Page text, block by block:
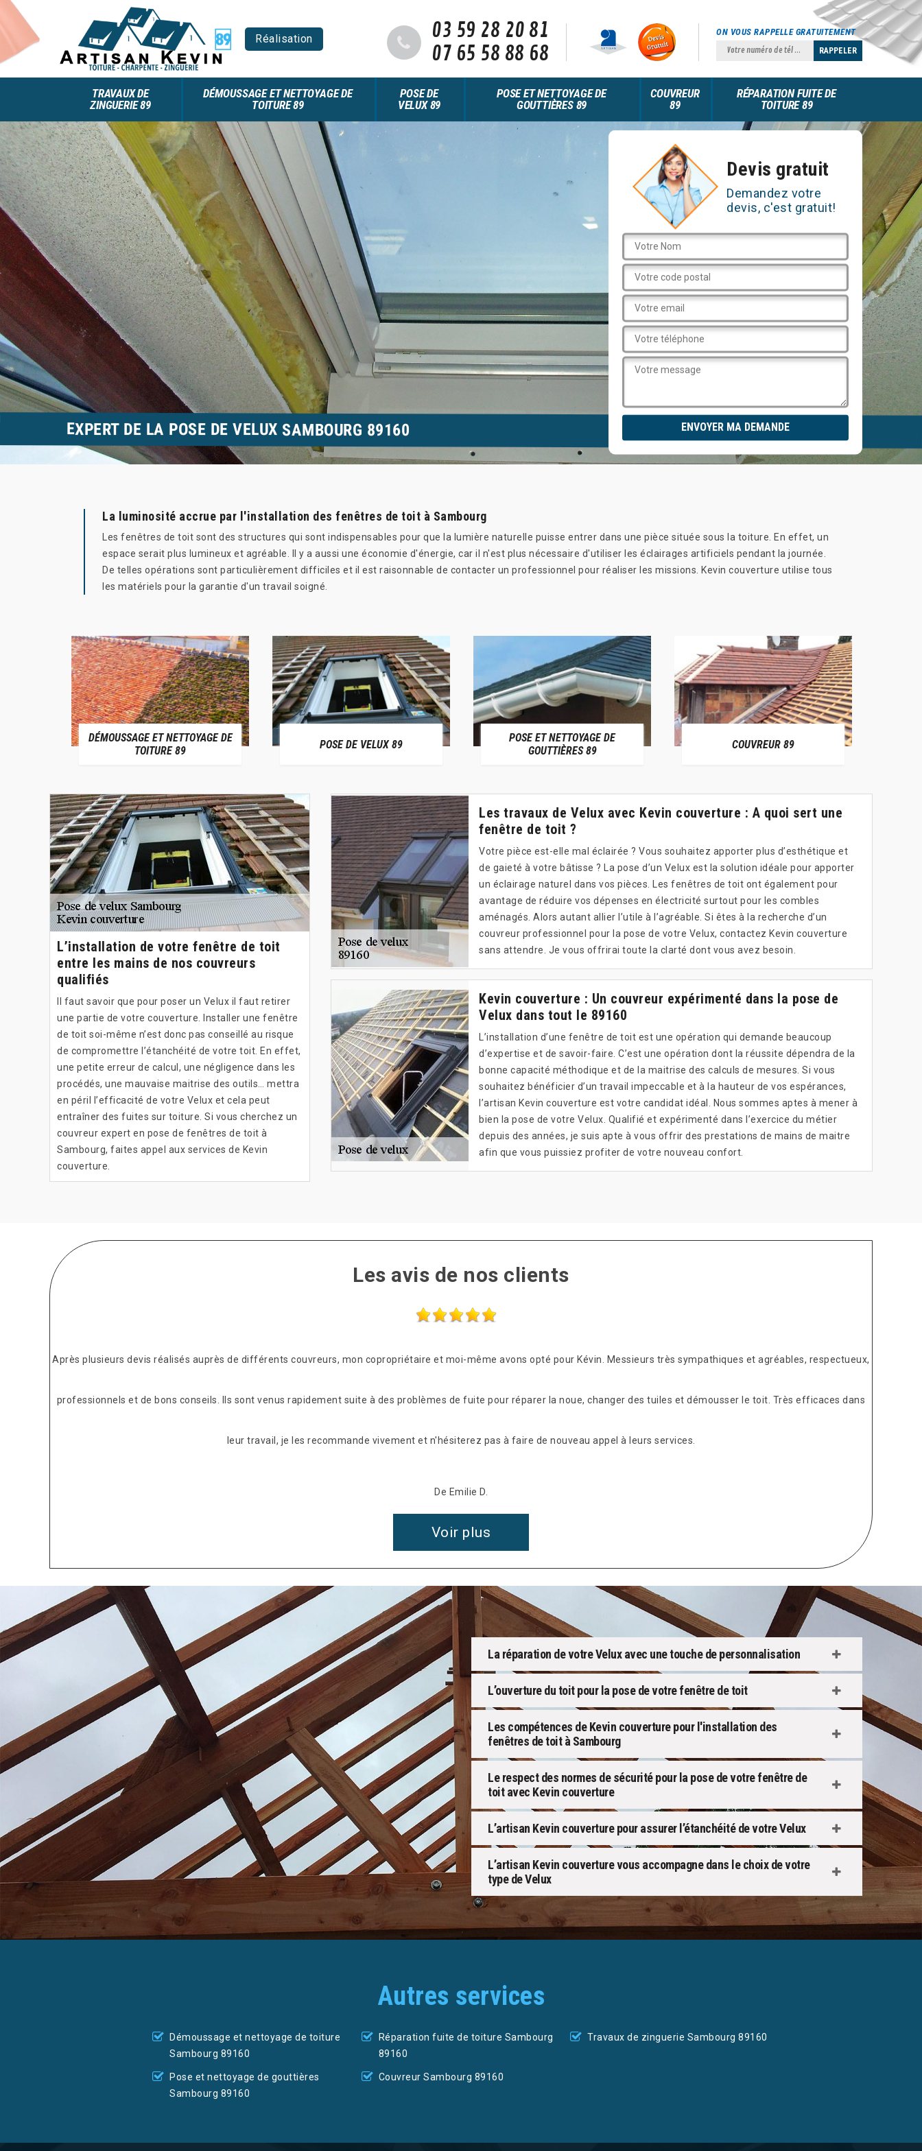
Réalisation
03 59 28 20 81
07 65 58 88 68
ON VOUS RAPPELLE GRATUITEMENT
TRAVAUX DE
ZINGUERIE 89
DÉMOUSSAGE ET NETTOYAGE DE
TOITURE 89
POSE DE
VELUX 89
POSE ET NETTOYAGE DE
GOUTTIÈRES 89
COUVREUR
89
RÉPARATION FUITE DE
TOITURE 89
Devis gratuit
Demandez votre
devis, c'est gratuit!
EXPERT DE LA POSE DE VELUX SAMBOURG 89160
La luminosité accrue par l'installation des fenêtres de toit à Sambourg
Les fenêtres de toit sont des structures qui sont indispensables pour que la lumière naturelle puisse entrer dans une pièce située sous la toiture. En effet, un
espace serait plus lumineux et agréable. Il y a aussi une économie d'énergie, car il n'est plus nécessaire d'utiliser les éclairages artificiels pendant la journée.
De telles opérations sont particulièrement difficiles et il est raisonnable de contacter un professionnel pour réaliser les missions. Kevin couverture utilise tous
les matériels pour la garantie d'un travail soigné.
DÉMOUSSAGE ET NETTOYAGE DE
TOITURE 89
POSE DE VELUX 89
POSE ET NETTOYAGE DE
GOUTTIÈRES 89
COUVREUR 89
L’installation de votre fenêtre de toit
entre les mains de nos couvreurs
qualifiés
Il faut savoir que pour poser un Velux il faut retirer
une partie de votre couverture. Installer une fenêtre
de toit soi-même n’est donc pas conseillé au risque
de compromettre l’étanchéité de votre toit. En effet,
une petite erreur de calcul, une négligence dans les
procédés, une mauvaise maitrise des outils… mettra
en péril l’efficacité de votre Velux et cela peut
entraîner des fuites sur toiture. Si vous cherchez un
couvreur expert en pose de fenêtres de toit à
Sambourg, faites appel aux services de Kevin
couverture.
Les travaux de Velux avec Kevin couverture : A quoi sert une
fenêtre de toit ?
Votre pièce est-elle mal éclairée ? Vous souhaitez apporter plus d’esthétique et
de gaieté à votre bâtisse ? La pose d’un Velux est la solution idéale pour apporter
un éclairage naturel dans vos pièces. Les fenêtres de toit ont également pour
avantage de réduire vos dépenses en électricité surtout pour les combles
aménagés. Alors autant allier l’utile à l’agréable. Si êtes à la recherche d’un
couvreur professionnel pour la pose de votre Velux, contactez Kevin couverture
sans attendre. Je vous offrirai toute la clarté dont vous avez besoin.
Kevin couverture : Un couvreur expérimenté dans la pose de
Velux dans tout le 89160
L’installation d’une fenêtre de toit est une opération qui demande beaucoup
d’expertise et de savoir-faire. C’est une opération dont la réussite dépendra de la
bonne capacité méthodique et de la maitrise des calculs de mesures. Si vous
souhaitez bénéficier d’un travail impeccable et à la hauteur de vos espérances,
l’artisan Kevin couverture est votre candidat idéal. Nous sommes aptes à mener à
bien la pose de votre Velux. Qualifié et expérimenté dans l’exercice du métier
depuis des années, je suis apte à vous offrir des prestations de mains de maitre
afin que vous puissiez profiter de votre nouveau confort.
Les avis de nos clients
Après plusieurs devis réalisés auprès de différents couvreurs, mon copropriétaire et moi-même avons opté pour Kévin. Messieurs très sympathiques et agréables, respectueux,
professionnels et de bons conseils. Ils sont venus rapidement suite à des problèmes de fuite pour réparer la noue, changer des tuiles et démousser le toit. Très efficaces dans
leur travail, je les recommande vivement et n'hésiterez pas à faire de nouveau appel à leurs services.
De Emilie D.
Voir plus
La réparation de votre Velux avec une touche de personnalisation
L’ouverture du toit pour la pose de votre fenêtre de toit
Les compétences de Kevin couverture pour l'installation des
fenêtres de toit à Sambourg
Le respect des normes de sécurité pour la pose de votre fenêtre de
toit avec Kevin couverture
L’artisan Kevin couverture pour assurer l’étanchéité de votre Velux
L’artisan Kevin couverture vous accompagne dans le choix de votre
type de Velux
Autres services
Démoussage et nettoyage de toiture
Sambourg 89160
Pose et nettoyage de gouttières
Sambourg 89160
Réparation fuite de toiture Sambourg
89160
Couvreur Sambourg 89160
Travaux de zinguerie Sambourg 89160